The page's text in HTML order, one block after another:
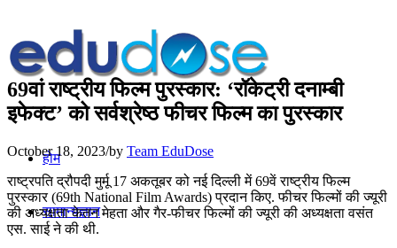
होम
सामान्यज्ञान
69वां राष्ट्रीय फिल्म पुरस्कार: ‘रॉकेट्री दनाम्‍बी
इफेक्‍ट’ को सर्वश्रेष्‍ठ फीचर फिल्‍म का पुरस्कार
October 18, 2023/by Team EduDose
राष्‍ट्रपति द्रौपदी मुर्मू 17 अकतूबर को नई दिल्‍ली में 69वें राष्ट्रीय फिल्‍म
पुरस्कार (69th National Film Awards) प्रदान किए. फीचर फिल्‍मों की ज्‍यूरी
की अध्यक्षता केतन मेहता और गैर-फीचर फिल्‍मों की ज्‍यूरी की अध्यक्षता वसंत
एस. साई ने की थी.